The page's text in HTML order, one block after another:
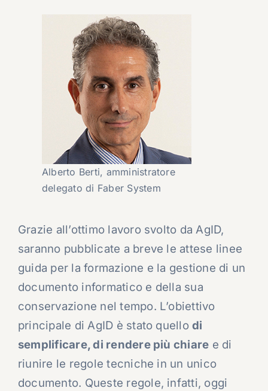
Alberto Berti, amministratore
delegato di Faber System
Grazie all’ottimo lavoro svolto da AgID,
saranno pubblicate a breve le attese linee
guida per la formazione e la gestione di un
documento informatico e della sua
conservazione nel tempo. L’obiettivo
principale di AgID è stato quellodi
semplificare, di rendere più chiare e di
riunire le regole tecniche in un unico
documento. Queste regole, infatti, oggi